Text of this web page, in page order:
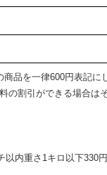
品を一律600円表記に
の割引ができる場合は
以内重さ1キロ以下330